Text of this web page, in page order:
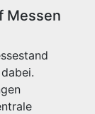
Messen